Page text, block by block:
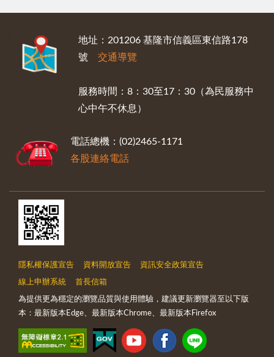
地址：201206 基隆市信義區東信路178
號 交通導覽
服務時間：8：30至17：30（為民服務中
心中午不休息）
電話總機：(02)2465-1171
各股連絡電話
隱私權保護宣告 資料開放宣告 資訊安全政策宣告
線上申辦系統 首長信箱
為提供更為穩定的瀏覽品質與使用體驗，建議更新瀏覽器至以下版
本：最新版本Edge、最新版本Chrome、最新版本Firefox